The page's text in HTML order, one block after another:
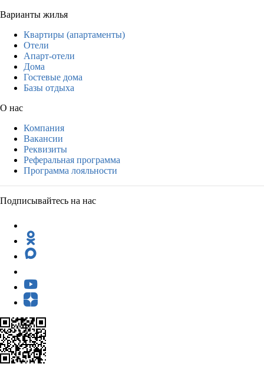
Варианты жилья
Квартиры (апартаменты)
Отели
Апарт-отели
Дома
Гостевые дома
Базы отдыха
О нас
Компания
Вакансии
Реквизиты
Реферальная программа
Программа лояльности
Подписывайтесь на нас